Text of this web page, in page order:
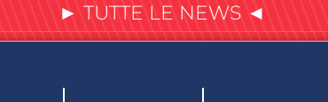
► TUTTE LE NEWS ◄